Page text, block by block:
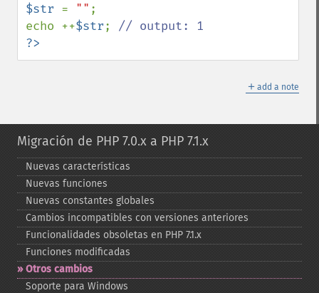
$str = "" ;
echo ++$str;
?>
＋ add a note
Migración de PHP 7.0.x a PHP 7.1.x
Nuevas características
Nuevas funciones
Nuevas constantes globales
Cambios incompatibles con versiones anteriores
Funcionalidades obsoletas en PHP 7.1.x
Funciones modificadas
Otros cambios
Soporte para Windows